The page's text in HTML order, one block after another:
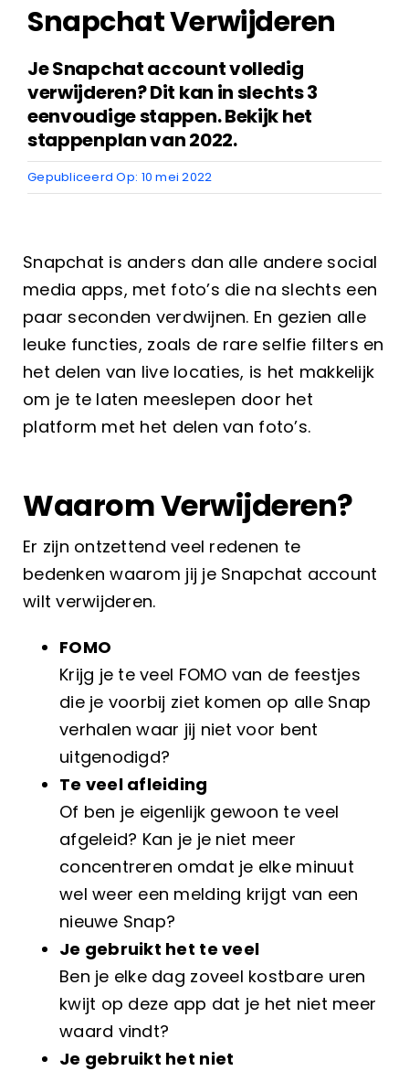
Snapchat Verwijderen
Je Snapchat account volledig
verwijderen? Dit kan in slechts 3
eenvoudige stappen. Bekijk het
stappenplan van 2022.
Gepubliceerd Op: 10 mei 2022
Snapchat is anders dan alle andere social
media apps, met foto’s die na slechts een
paar seconden verdwijnen. En gezien alle
leuke functies, zoals de rare selfie filters en
het delen van live locaties, is het makkelijk
om je te laten meeslepen door het
platform met het delen van foto’s.
Waarom Verwijderen?
Er zijn ontzettend veel redenen te
bedenken waarom jij je Snapchat account
wilt verwijderen.
FOMO
Krijg je te veel FOMO van de feestjes
die je voorbij ziet komen op alle Snap
verhalen waar jij niet voor bent
uitgenodigd?
Te veel afleiding
Of ben je eigenlijk gewoon te veel
afgeleid? Kan je je niet meer
concentreren omdat je elke minuut
wel weer een melding krijgt van een
nieuwe Snap?
Je gebruikt het te veel
Ben je elke dag zoveel kostbare uren
kwijt op deze app dat je het niet meer
waard vindt?
Je gebruikt het niet